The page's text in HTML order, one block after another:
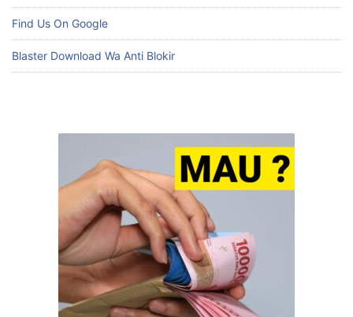
Find Us On Google
Blaster Download Wa Anti Blokir